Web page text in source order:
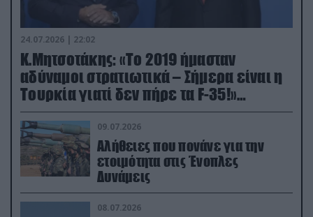
24.07.2026 | 22:02
Κ.Μητσοτάκης: «Το 2019 ήμασταν
αδύναμοι στρατιωτικά – Σήμερα είναι η
Τουρκία γιατί δεν πήρε τα F-35!»
(βίντεο)
09.07.2026
Αλήθειες που πονάνε για την
ετοιμότητα στις Ένοπλες
Δυνάμεις
08.07.2026